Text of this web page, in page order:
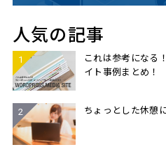
人気の記事
これは参考になる
イト事例まとめ！
ちょっとした休憩